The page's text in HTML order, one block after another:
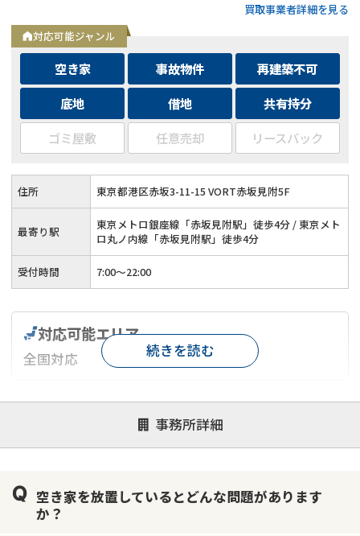
取◆残置物・ゴミ屋敷・シロアリ被害がある物件もそのままで
買取
買取事業者詳細を見る
対応可能ジャンル
空き家 事故物件
再建築不可
底地
借地
共有持分
ゴミ屋敷
任意売却 リースバック
住所 東京都港区赤坂3-11-15 VORT赤坂見附5F
最寄り駅
東京メトロ銀座線「赤坂見附駅」徒歩4分 / 東京メト
ロ丸ノ内線「赤坂見附駅」徒歩4分
受付時間 7:00〜22:00
事務所詳細
対応可能エリア
全国対応
対応が親身 オンライン面談可能
レスポンスが早い
1億円以上の買取可
続きを読む
空き家を放置しているとどんな問題があります
か？